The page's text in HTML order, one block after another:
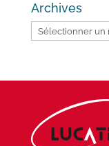
Archives
Archives